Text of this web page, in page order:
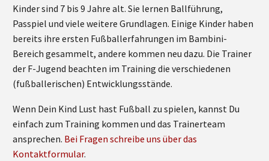
Kinder sind 7 bis 9 Jahre alt. Sie lernen Ballführung,
Passpiel und viele weitere Grundlagen. Einige Kinder haben
bereits ihre ersten Fußballerfahrungen im Bambini-
Bereich gesammelt, andere kommen neu dazu. Die Trainer
der F-Jugend beachten im Training die verschiedenen
(fußballerischen) Entwicklungsstände.
Wenn Dein Kind Lust hast Fußball zu spielen, kannst Du
einfach zum Training kommen und das Trainerteam
ansprechen. Bei Fragen schreibe uns über das
Kontaktformular.